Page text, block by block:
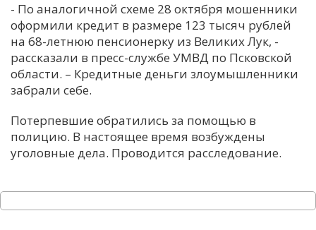
Е
И
К
С
- По аналогичной схеме 28 октября мошенники
оформили кредит в размере 123 тысяч рублей
на 68-летнюю пенсионерку из Великих Лук, -
рассказали в пресс-службе УМВД по Псковской
области. – Кредитные деньги злоумышленники
забрали себе.
Потерпевшие обратились за помощью в
полицию. В настоящее время возбуждены
уголовные дела. Проводится расследование.